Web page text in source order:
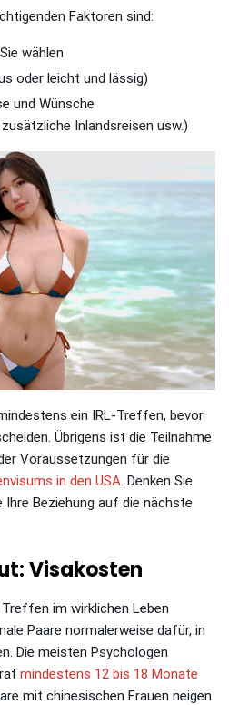
Faktoren sind:
wählen
oder leicht und lässig)
und Wünsche
Inlandsreisen usw.)
ein IRL-Treffen, bevor
Übrigens ist die Teilnahme
Voraussetzungen für die
in den USA . Denken Sie
Ihre Beziehung auf die nächste
Visakosten
im wirklichen Leben
Paare normalerweise dafür, in
Die meisten Psychologen
mindestens 12 bis 18 Monate
mit chinesischen Frauen neigen